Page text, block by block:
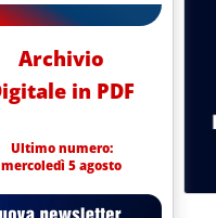
Archivio
in PDF
Ultimo numero:
mercoledì 5 agosto